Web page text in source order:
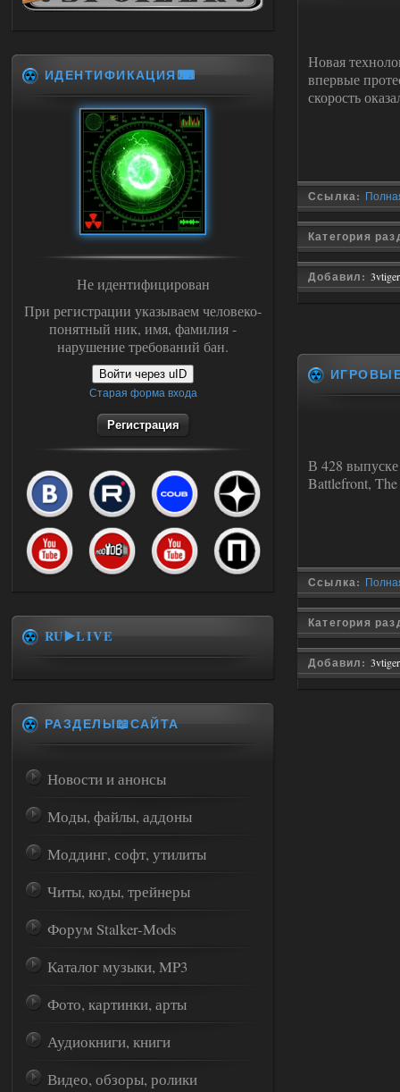
Новая
впервые
скорость
Ссылка:
Категория
Добавил: 3vtiger
В 428 выпуске
Battlefront,
Ссылка:
Категория
Добавил: 3vtiger
ИДЕНТИФИКАЦИЯ⌨
Не идентифицирован
При регистрации указываем человеко-
понятный ник, имя, фамилия -
нарушение требований бан.
Войти через uID
Старая форма входа
Регистрация
RU▶️LIVE
РАЗДЕЛЫ📖САЙТА
Новости и анонсы
Моды, файлы, аддоны
Моддинг, софт, утилиты
Читы, коды, трейнеры
Форум Stalker-Mods
Каталог музыки, MP3
Фото, картинки, арты
Аудиокниги, книги
Видео, обзоры, ролики